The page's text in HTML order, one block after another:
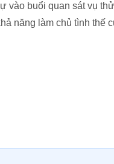
vào buổi quan sát vụ
năng làm chủ tình thế